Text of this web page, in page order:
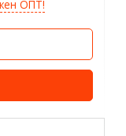
ОПТ!